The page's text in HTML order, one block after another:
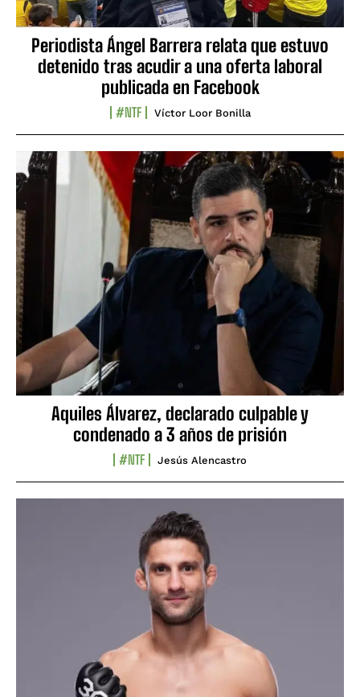
Periodista Ángel Barrera relata que estuvo
detenido tras acudir a una oferta laboral
publicada en Facebook
#NTF Víctor Loor Bonilla
Aquiles Álvarez, declarado culpable y
condenado a 3 años de prisión
#NTF Jesús Alencastro